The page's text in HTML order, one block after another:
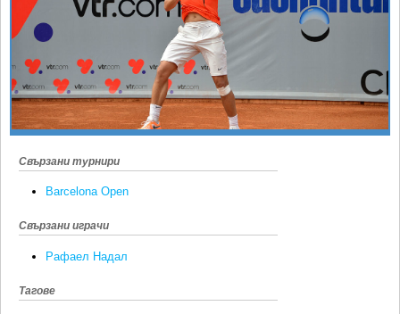
КЛУБОВЕ
БЛОГ
ВИДЕО
ЖЪЛТО
РАКЕТНИ
Спорт&Фитнес
Други
Любители
Свързани турнири
Barcelona Open
Свързани играчи
Рафаел Надал
Тагове